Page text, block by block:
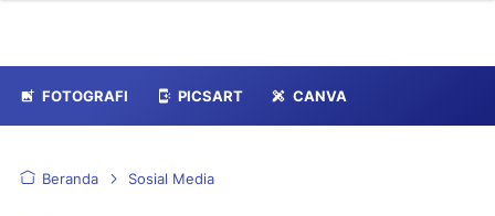
FOTOGRAFI PICSART CANVA
Beranda Sosial Media